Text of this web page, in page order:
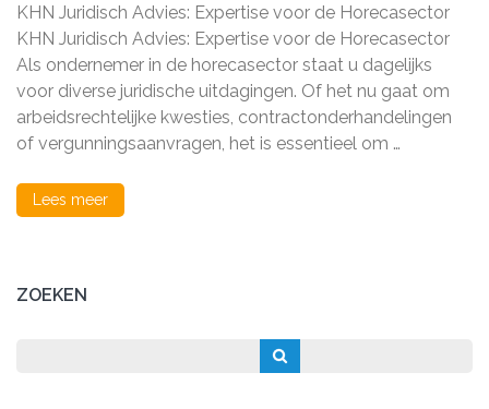
voor
de
Horecasector
van
KHN
KHN Juridisch Advies: Expertise voor de Horecasector
KHN Juridisch Advies: Expertise voor de Horecasector
Als ondernemer in de horecasector staat u dagelijks
voor diverse juridische uitdagingen. Of het nu gaat om
arbeidsrechtelijke kwesties, contractonderhandelingen
of vergunningsaanvragen, het is essentieel om …
Lees meer
ZOEKEN